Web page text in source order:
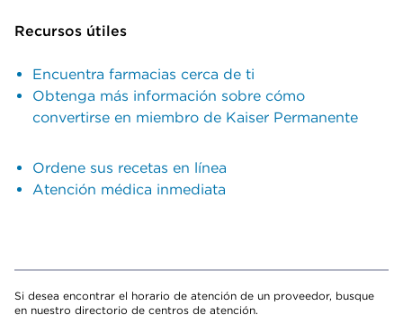
Recursos útiles
Encuentra farmacias cerca de ti
Obtenga más información sobre cómo
convertirse en miembro de Kaiser Permanente
Ordene sus recetas en línea
Atención médica inmediata
Si desea encontrar el horario de atención de un proveedor, busque
en nuestro directorio de centros de atención.